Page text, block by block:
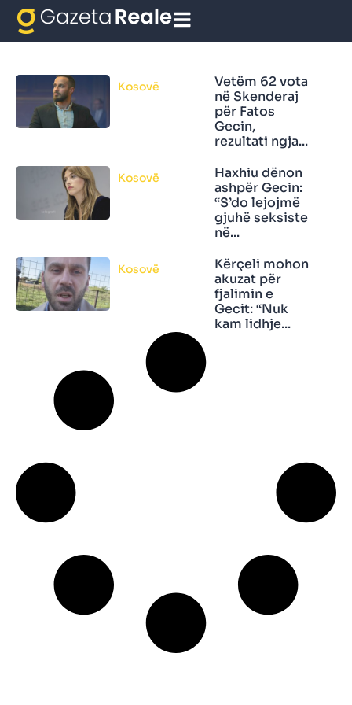
Fatos Geci
Kosovë
Vetëm 62 vota
në Skenderaj
për Fatos
Gecin,
rezultati ngja...
Kosovë
Haxhiu dënon
ashpër Gecin:
“S’do lejojmë
gjuhë seksiste
në...
Kosovë
Kërçeli mohon
akuzat për
fjalimin e
Gecit: “Nuk
kam lidhje...